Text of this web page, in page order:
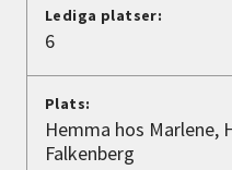
Lediga platser:
6
Plats:
Hemma hos Marlene,
Falkenberg